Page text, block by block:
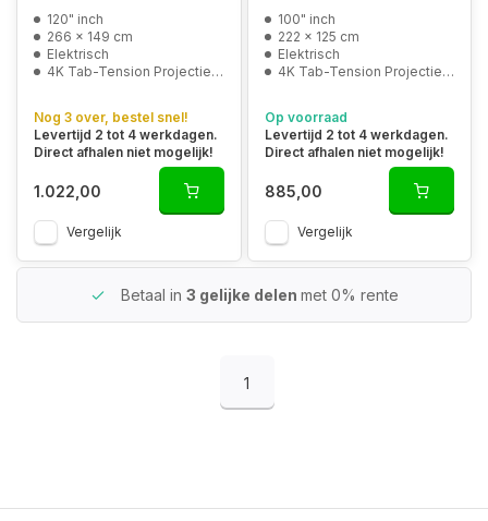
120" inch
266 x 149 cm
Elektrisch
4K Tab-Tension Projectiedoek
Nog 3 over, bestel snel!
Levertijd 2 tot 4 werkdagen.
Direct afhalen niet mogelijk!
1.022,00
Vergelijk
100" inch
222 x 125 cm
Elektrisch
4K Tab-Tension Projectiedoek
Op voorraad
Levertijd 2 tot 4 werkdagen.
Direct afhalen niet mogelijk!
885,00
Vergelijk
Betaal in 3 gelijke delen met 0% rente
1